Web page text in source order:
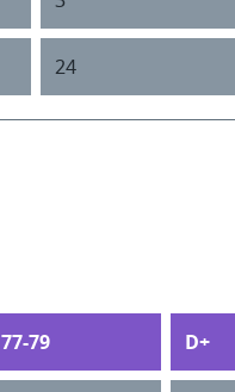
24
77-79 D+